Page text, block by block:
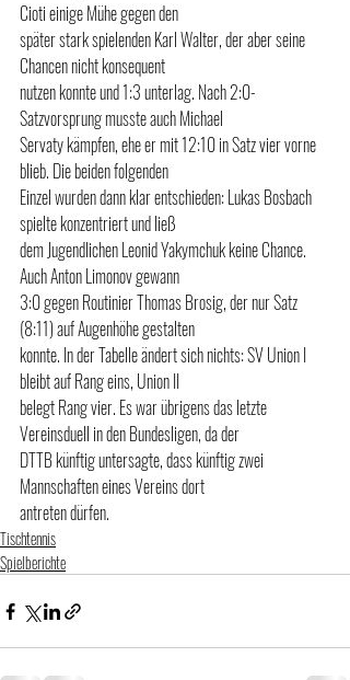
Cioti einige Mühe gegen den
später stark spielenden Karl Walter, der aber seine
Chancen nicht konsequent
nutzen konnte und 1:3 unterlag. Nach 2:0-
Satzvorsprung musste auch Michael
Servaty kämpfen, ehe er mit 12:10 in Satz vier vorne
blieb. Die beiden folgenden
Einzel wurden dann klar entschieden: Lukas Bosbach
spielte konzentriert und ließ
dem Jugendlichen Leonid Yakymchuk keine Chance.
Auch Anton Limonov gewann
3:0 gegen Routinier Thomas Brosig, der nur Satz
(8:11) auf Augenhöhe gestalten
konnte. In der Tabelle ändert sich nichts: SV Union I
bleibt auf Rang eins, Union II
belegt Rang vier. Es war übrigens das letzte
Vereinsduell in den Bundesligen, da der
DTTB künftig untersagte, dass künftig zwei
Mannschaften eines Vereins dort
antreten dürfen.
Tischtennis
Spielberichte